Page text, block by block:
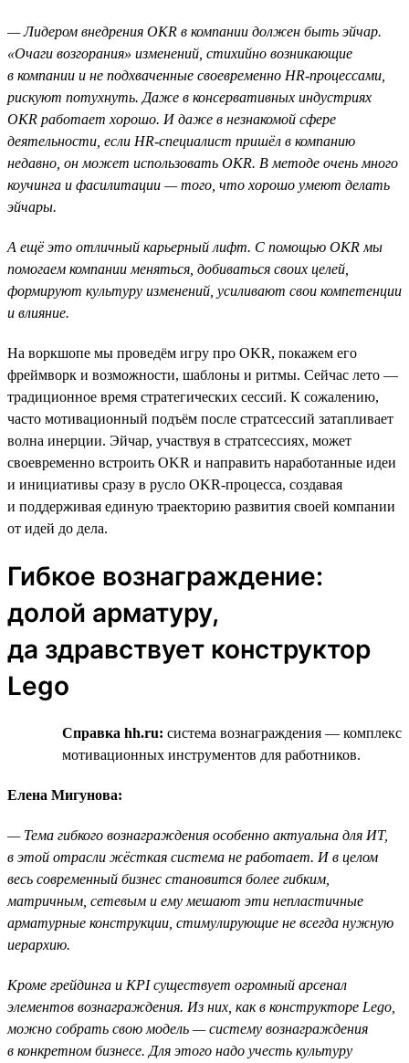
— Лидером внедрения OKR в компании должен быть эйчар.
«Очаги возгорания» изменений, стихийно возникающие
в компании и не подхваченные своевременно HR-процессами,
рискуют потухнуть. Даже в консервативных индустриях
OKR работает хорошо. И даже в незнакомой сфере
деятельности, если HR-специалист пришёл в компанию
недавно, он может использовать ОKR. В методе очень много
коучинга и фасилитации — того, что хорошо умеют делать
эйчары.
А ещё это отличный карьерный лифт. С помощью OKR мы
помогаем компании меняться, добиваться своих целей,
формируют культуру изменений, усиливают свои компетенции
и влияние.
На воркшопе мы проведём игру про OKR, покажем его
фреймворк и возможности, шаблоны и ритмы. Сейчас лето —
традиционное время стратегических сессий. К сожалению,
часто мотивационный подъём после стратсессий затапливает
волна инерции. Эйчар, участвуя в стратсессиях, может
своевременно встроить OKR и направить наработанные идеи
и инициативы сразу в русло OKR-процесса, создавая
и поддерживая единую траекторию развития своей компании
от идей до дела.
Гибкое вознаграждение:
долой арматуру,
да здравствует конструктор
Lego
Справка hh.ru: система вознаграждения — комплекс
мотивационных инструментов для работников.
Елена Мигунова:
— Тема гибкого вознаграждения особенно актуальна для ИТ,
в этой отрасли жёсткая система не работает. И в целом
весь современный бизнес становится более гибким,
матричным, сетевым и ему мешают эти непластичные
арматурные конструкции, стимулирующие не всегда нужную
иерархию.
Кроме грейдинга и KPI существует огромный арсенал
элементов вознаграждения. Из них, как в конструкторе Lego,
можно собрать свою модель — систему вознаграждения
в конкретном бизнесе. Для этого надо учесть культуру